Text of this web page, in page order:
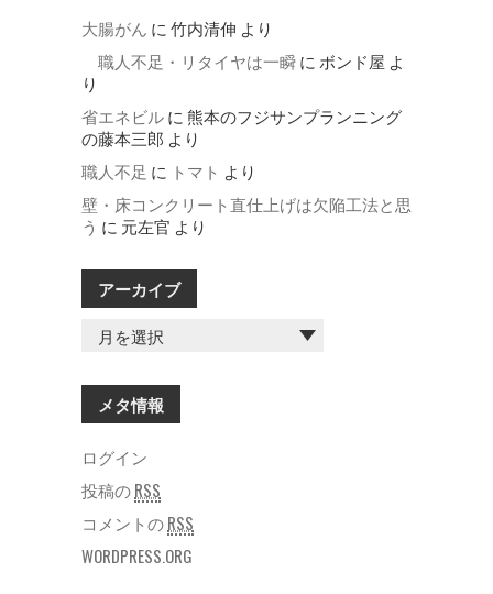
大腸がん に 竹内清伸 より
職人不足・リタイヤは一瞬に ボンド屋 よ
り
省エネビルに 熊本のフジサンプランニング
の藤本三郎 より
職人不足 に トマト より
壁・床コンクリート直仕上げは欠陥工法と思
う に 元左官 より
アーカイブ
ア
ー
ブ
メタ情報
ログイン
投稿のRSS
コメントのRSS
WORDPRESS.ORG